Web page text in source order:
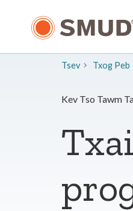
Tsev Txog Peb
Kev Tso Tawm